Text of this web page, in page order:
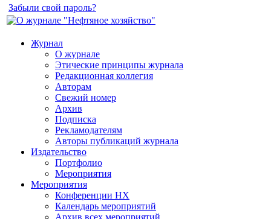
Забыли свой пароль?
Журнал
О журнале
Этические принципы журнала
Редакционная коллегия
Авторам
Свежий номер
Архив
Подписка
Рекламодателям
Авторы публикаций журнала
Издательство
Портфолио
Мероприятия
Мероприятия
Конференции НХ
Календарь мероприятий
Архив всех мероприятий